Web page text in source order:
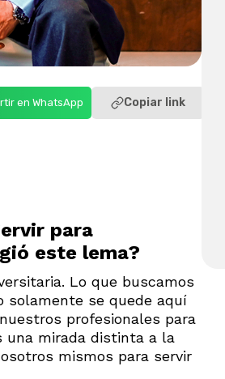
en WhatsApp Copiar link
para
este lema?
Lo que buscamos
solamente se quede aquí
profesionales para
una mirada distinta a la
mismos para servir